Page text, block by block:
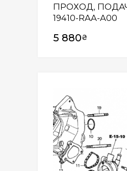
ПРОХОД,
19410-RAA-A00
5 880₴